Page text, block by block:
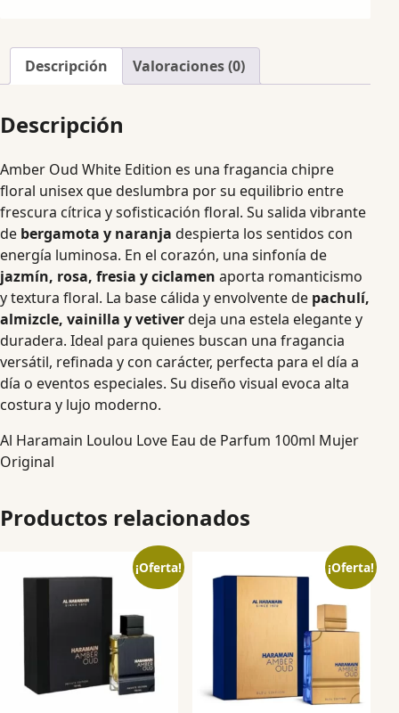
Descripción Valoraciones (0)
Descripción
Amber Oud White Edition es una fragancia chipre
floral unisex que deslumbra por su equilibrio entre
frescura cítrica y sofisticación floral. Su salida vibrante
de bergamota y naranja despierta los sentidos con
energía luminosa. En el corazón, una sinfonía de
jazmín, rosa, fresia y ciclamen aporta romanticismo
y textura floral. La base cálida y envolvente de pachulí,
almizcle, vainilla y vetiverdeja una estela elegante y
duradera. Ideal para quienes buscan una fragancia
versátil, refinada y con carácter, perfecta para el día a
día o eventos especiales. Su diseño visual evoca alta
costura y lujo moderno.
Al Haramain Loulou Love Eau de Parfum 100ml Mujer
Original
Productos relacionados
¡Oferta! ¡Oferta!